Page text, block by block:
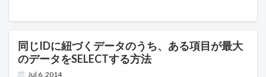
同じIDに紐づくデータのうち、ある項目が最大
のデータをSELECTする方法
Jul 6, 2014